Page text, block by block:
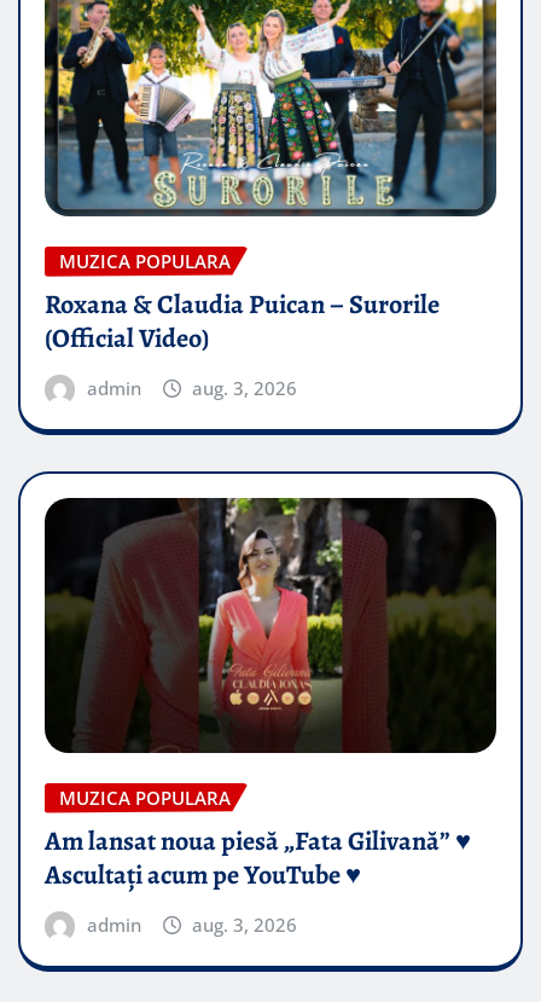
MUZICA POPULARA
Roxana & Claudia Puican – Surorile
(Official Video)
admin aug. 3, 2026
MUZICA POPULARA
Am lansat noua piesă „Fata Gilivană” ♥️
Ascultați acum pe YouTube ♥️
admin aug. 3, 2026